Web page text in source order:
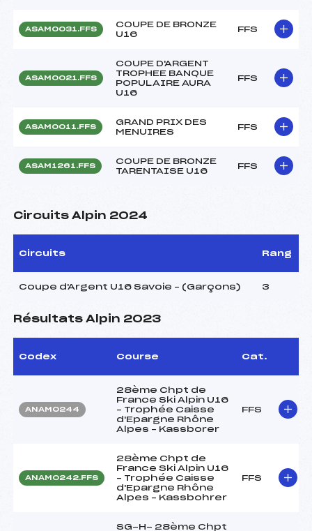
ASAM0031.FFS
COUPE DE BRONZE
U16
FFS
ASAM0021.FFS
COUPE D'ARGENT
TROPHEE BANQUE
POPULAIRE AURA
U16
FFS
ASAM0011.FFS
GRAND PRIX DES
MENUIRES
FFS
ASAM1261.FFS
COUPE DE BRONZE
TARENTAISE U16
FFS
Circuits Alpin 2024
Circuits Rang
Coupe d'Argent U16 Savoie – (Garçons) 3
Résultats Alpin 2023
Codex Course Cat.
ANAM0244
28ème Chpt de
France Ski Alpin U16
– Trophée Caisse
d'Epargne Rhône
Alpes – Kassborer
FFS
ANAM0242.FFS
28ème Chpt de
France Ski Alpin U16
– Trophée Caisse
d'Epargne Rhône
Alpes – Kassbohrer
FFS
SG-H- 28ème Chpt